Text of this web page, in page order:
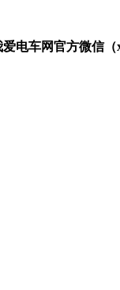
电车网官方微信（